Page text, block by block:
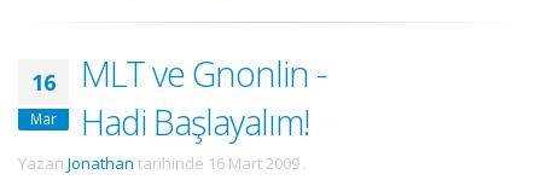
16
Mar
MLT ve Gnonlin -
Hadi Başlayalım!
Yazan Jonathan tarihinde 16 Mart 2009 .